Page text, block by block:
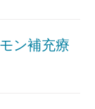
ン補充療